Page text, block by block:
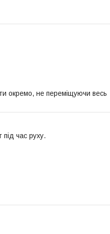
окремо, не переміщуючи весь
час руху.